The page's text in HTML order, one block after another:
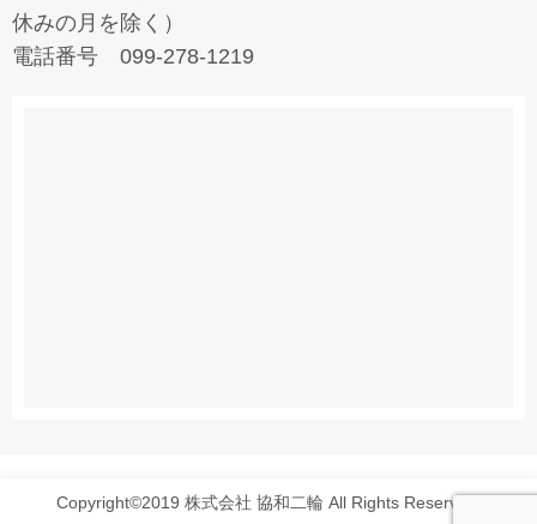
休みの月を除く）
電話番号 099-278-1219
Copyright©2019 株式会社 協和二輪 All Rights Reserved.